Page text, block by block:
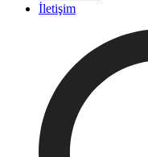
İletişim